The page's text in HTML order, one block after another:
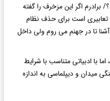
اگر این مزخرف را گفته
تعابیری است برای حذف نظام
تا در جهنم می روم ولی داخل
با ادبیاتی متناسب با شرایط
میدان و دیپلماسی به اندازه